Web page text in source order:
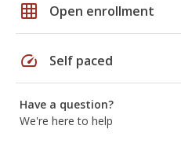
grid_on Open enrollment
speed Self paced
Have a question?
We're here to help